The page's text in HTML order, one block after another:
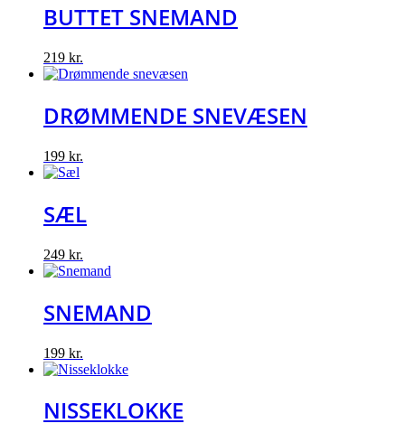
BUTTET SNEMAND
219 kr.
DRØMMENDE SNEVÆSEN
199 kr.
SÆL
249 kr.
SNEMAND
199 kr.
NISSEKLOKKE